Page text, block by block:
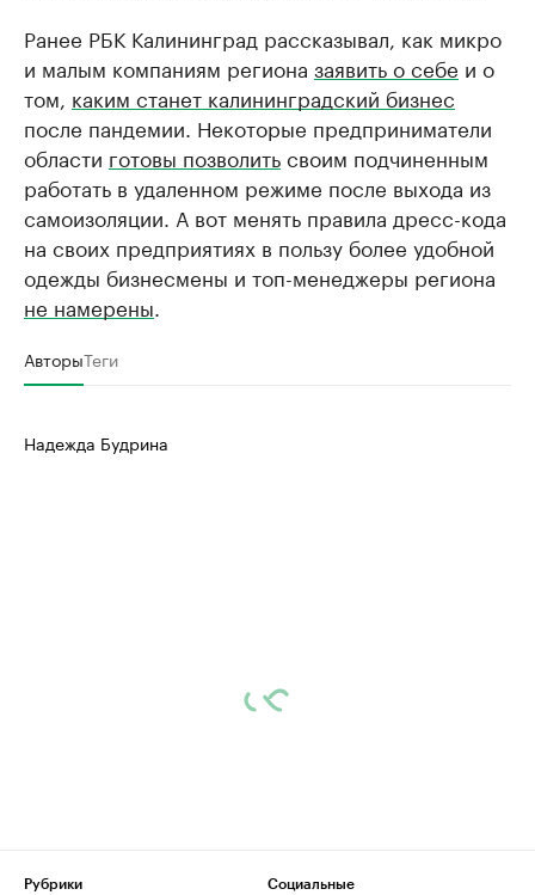
Ранее РБК Калининград рассказывал, как микро
и малым компаниям региона заявить о себе и о
том, каким станет калининградский бизнес
после пандемии. Некоторые предприниматели
области готовы позволитьсвоим подчиненным
работать в удаленном режиме после выхода из
самоизоляции. А вот менять правила дресс-кода
на своих предприятиях в пользу более удобной
одежды бизнесмены и топ-менеджеры региона
не намерены
АвторыТеги
Надежда Будрина
Рубрики
Социальные